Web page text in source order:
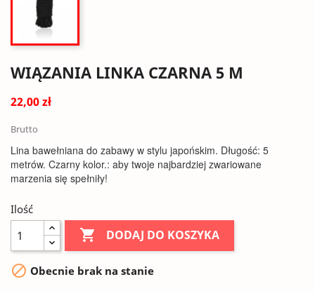
WIĄZANIA LINKA CZARNA 5 M
22,00 zł
Brutto
Lina bawełniana do zabawy w stylu japońskim. Długość: 5
metrów. Czarny kolor.: aby twoje najbardziej zwariowane
marzenia się spełniły!
Ilość
 DODAJ DO KOSZYKA
 Obecnie brak na stanie